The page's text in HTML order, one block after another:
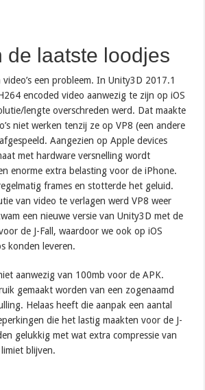
de laatste loodjes
een probleem. In Unity3D 2017.1
encoded video aanwezig te zijn op iOS
lengte overschreden werd. Dat maakte
niet werken tenzij ze op VP8 (een andere
Aangezien op Apple devices
met hardware versnelling wordt
enorme extra belasting voor de iPhone.
frames en stotterde het geluid.
van video te verlagen werd VP8 weer
een nieuwe versie van Unity3D met de
de J-Fall, waardoor we ook op iOS
konden leveren.
aanwezig van 100mb voor de APK.
gemaakt worden van een zogenaamd
Helaas heeft die aanpak een aantal
die het lastig maakten voor de J-
gelukkig met wat extra compressie van
blijven.